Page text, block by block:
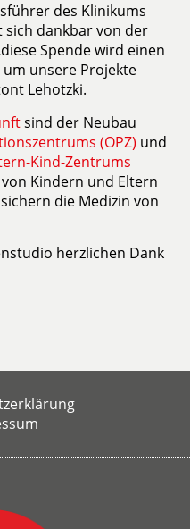
des Klinikums
sich dankbar von der
Spende wird einen
unsere Projekte
Lehotzki.
sind der Neubau
(OPZ) und
Kind-Zentrums
Kindern und Eltern
die Medizin von
herzlichen Dank